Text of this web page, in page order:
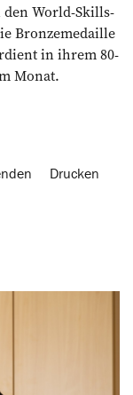
den World-Skills-
Bronzemedaille
in ihrem 80-
Monat.
Drucken